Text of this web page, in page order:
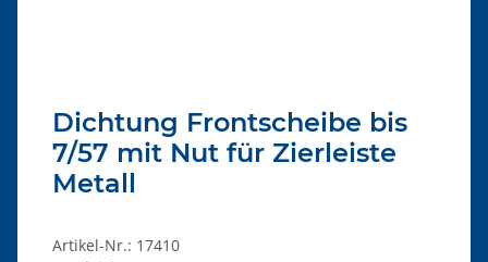
Dichtung Frontscheibe bis
7/57 mit Nut für Zierleiste
Metall
Artikel-Nr.: 17410